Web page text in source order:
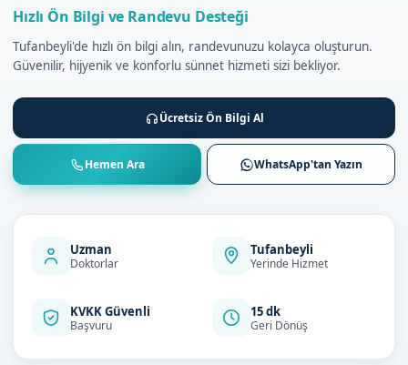
Hızlı Ön Bilgi ve Randevu Desteği
Tufanbeyli'de hızlı ön bilgi alın, randevunuzu kolayca oluşturun.
Güvenilir, hijyenik ve konforlu sünnet hizmeti sizi bekliyor.
Ücretsiz Ön Bilgi Al
Hemen Ara WhatsApp'tan Yazın
Uzman
Doktorlar
Tufanbeyli
Yerinde Hizmet
KVKK Güvenli
Başvuru
15 dk
Geri Dönüş